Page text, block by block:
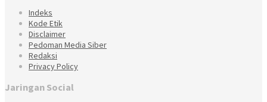
Indeks
Kode Etik
Disclaimer
Pedoman Media Siber
Redaksi
Privacy Policy
Jaringan Social